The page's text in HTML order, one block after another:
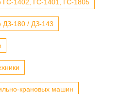
ГС-1402, ГС-1401, ГС-1805
ДЗ-180 / ДЗ-143
крановых машин